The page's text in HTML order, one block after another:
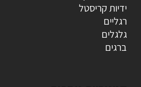
ידיות קריסטל
רגליים
גלגלים
ברגים